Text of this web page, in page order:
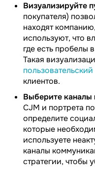
Визуализируйте
покупателя)
находят
используют, что
где есть пробелы
Такая
клиентов.
Выберите
CJM и портрета
определите
которые
используете
каналы
стратегии, чтобы